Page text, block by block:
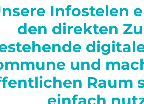
Infostelen
den direkten
und
Raum
einfach